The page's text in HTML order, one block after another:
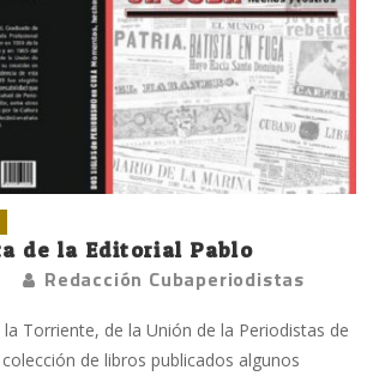
de la Editorial Pablo
Redacción Cubaperiodistas
Torriente, de la Unión de la Periodistas de
de libros publicados algunos